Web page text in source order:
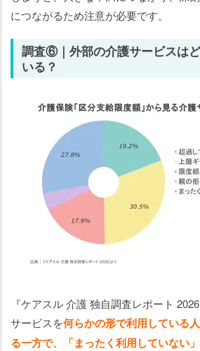
につながるため注意が必要です。
調査⑥｜外部の介護サービスは
いる？
『ケアスル 介護 独自調査レポート
サービスを何らかの形で利用している
る一方で、「まったく利用していない